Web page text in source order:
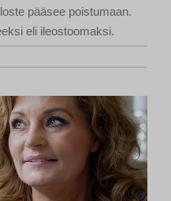
pääsee poistumaan.
eli ileostoomaksi.